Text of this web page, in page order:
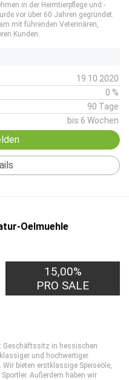
in der Heimtierpflege und -
vor über 60 Jahren gegründet.
mit führenden Veterinären,
Kunden.
19.10.2020
0 %
90 Tage
bis 6 Wochen
Oelmuehle
15,00%
PRO SALE
Geschäftssitz in hessischen
und hochwertiger
bieten erstklassige Speiseöle,
Außerdem haben wir